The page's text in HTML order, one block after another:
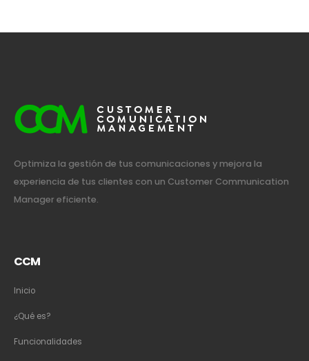
Optimiza la gestión de tus comunicaciones y mejora la
experiencia de tus clientes con un Customer Communication
Manager eficiente.
CCM
Inicio
¿Qué es?
Funcionalidades